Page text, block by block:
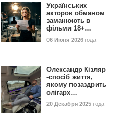
Українських
акторок обманом
заманюють в
фільми 18+…
06 Июня 2026 года
Олександр Кізляр
-спосіб життя,
якому позаздрить
олігарх…
20 Декабря 2025 года